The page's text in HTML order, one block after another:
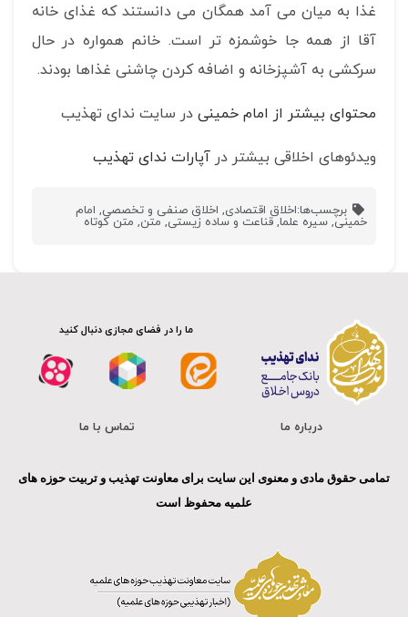
غذا به میان می آمد همگان می دانستند که غذای خانه
آقا از همه جا خوشمزه تر است. خانم همواره در حال
سرکشی به آشپزخانه و اضافه کردن چاشنی غذاها بودند.
محتوای بیشتر از امام خمینی در سایت ندای تهذیب
ویدئوهای اخلاقی بیشتر در آپارات ندای تهذیب
برچسب‌ها:اخلاق اقتصادی, اخلاق صنفی و تخصصی, امام
خمینی, سیره علما, قناعت و ساده زیستی,متن, متن کوتاه
ما را در فضای مجازی دنبال کنید
درباره ما تماس با ما
تمامی حقوق مادی و معنوی این سایت برای معاونت تهذیب و تربیت حوزه های
علمیه محفوظ است